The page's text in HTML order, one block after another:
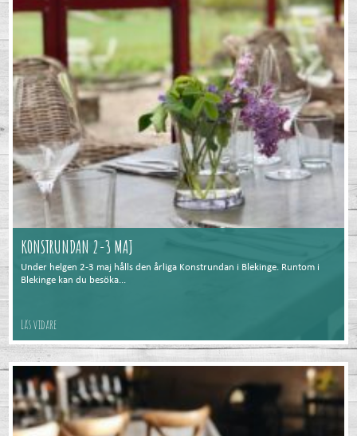
KONSTRUNDAN 2-3 MAJ
Under helgen 2-3 maj hålls den årliga Konstrundan i Blekinge. Runtom i
Blekinge kan du besöka...
Läs vidare